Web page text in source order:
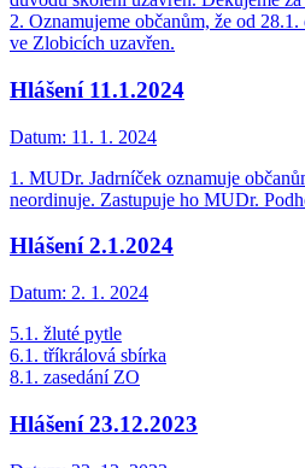
2. Oznamujeme občanům, že od
ve Zlobicích uzavřen.
Hlášení 11.1.2024
Datum: 11. 1. 2024
1. MUDr. Jadrníček oznamuje
neordinuje. Zastupuje ho MUDr.
Hlášení 2.1.2024
Datum: 2. 1. 2024
5.1. žluté pytle
6.1. tříkrálová sbírka
8.1. zasedání ZO
Hlášení 23.12.2023